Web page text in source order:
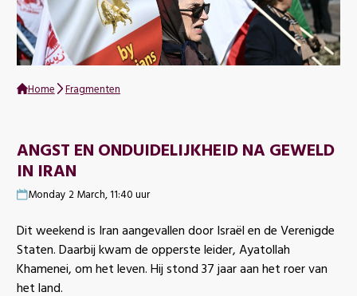
Home Fragmenten
ANGST EN ONDUIDELIJKHEID NA GEWELD
IN IRAN
Monday 2 March, 11:40 uur
Dit weekend is Iran aangevallen door Israël en de Verenigde
Staten. Daarbij kwam de opperste leider, Ayatollah
Khamenei, om het leven. Hij stond 37 jaar aan het roer van
het land.